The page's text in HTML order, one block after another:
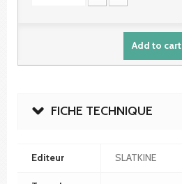
Add to cart
FICHE TECHNIQUE
Editeur SLATKINE